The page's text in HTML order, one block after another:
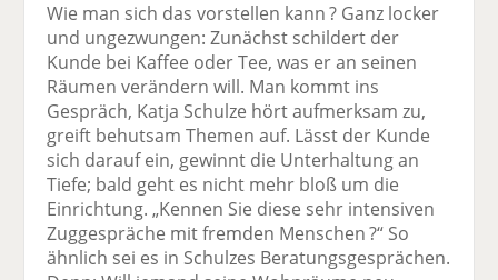
Wie man sich das vorstellen kann ? Ganz locker
und ungezwungen: Zunächst schildert der
Kunde bei Kaffee oder Tee, was er an seinen
Räumen verändern will. Man kommt ins
Gespräch, Katja Schulze hört aufmerksam zu,
greift behutsam Themen auf. Lässt der Kunde
sich darauf ein, gewinnt die Unterhaltung an
Tiefe; bald geht es nicht mehr bloß um die
Einrichtung. „Kennen Sie diese sehr intensiven
Zuggespräche mit fremden Menschen ?“ So
ähnlich sei es in Schulzes Beratungsgesprächen.